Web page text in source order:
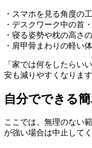
・スマホを見る角度の
・デスクワーク中の首
・寝る姿勢や枕の高さ
・肩甲骨まわりの軽い
「家では何をしたらい
安も減りやすくなります
自分でできる
ここでは、無理のない
が強い場合は中止してく